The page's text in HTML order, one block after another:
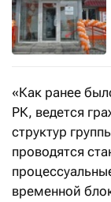
«Как ранее
РК, ведется
структур
проводятся
временной